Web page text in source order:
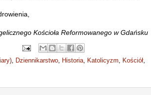
Kościoła Reformowanego w Gdańsku
, Dziennikarstwo, Historia, Katolicyzm, Kościół,